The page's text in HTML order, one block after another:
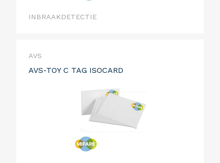
INBRAAKDETECTIE
AVS
AVS-TOY C TAG ISOCARD